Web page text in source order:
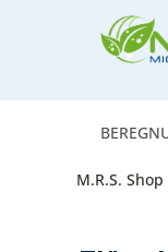
M.R.S. Shop